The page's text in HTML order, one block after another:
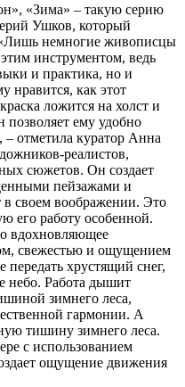
«Зима» – такую серию
Ушков, который
«Лишь немногие живописцы
инструментом, ведь
и практика, но и
нравится, как этот
ложится на холст и
позволяет ему удобно
– отметила куратор Анна
реалистов,
сюжетов. Он создает
пейзажами и
в своем воображении. Это
его работу особенной.
вдохновляющее
свежестью и ощущением
хрустящий снег,
небо. Работа дышит
зимнего леса,
гармонии. А
тишину зимнего леса.
с использованием
ощущение движения